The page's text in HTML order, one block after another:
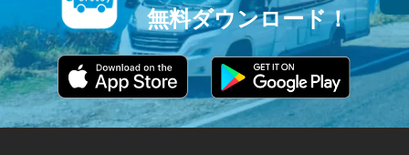
無料ダウンロード！